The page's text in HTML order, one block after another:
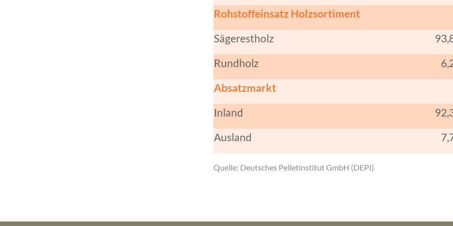
Quelle: Deutsches Pelletinstitut GmbH (DEPI)
Rohstoffeinsatz Holzsortiment
Sägerestholz
Rundholz
Absatzmarkt
Inland
Ausland